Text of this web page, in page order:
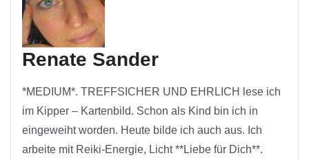
Renate Sander
*MEDIUM*. TREFFSICHER UND EHRLICH lese ich
im Kipper – Kartenbild. Schon als Kind bin ich in
eingeweiht worden. Heute bilde ich auch aus. Ich
arbeite mit Reiki-Energie, Licht **Liebe für Dich**.